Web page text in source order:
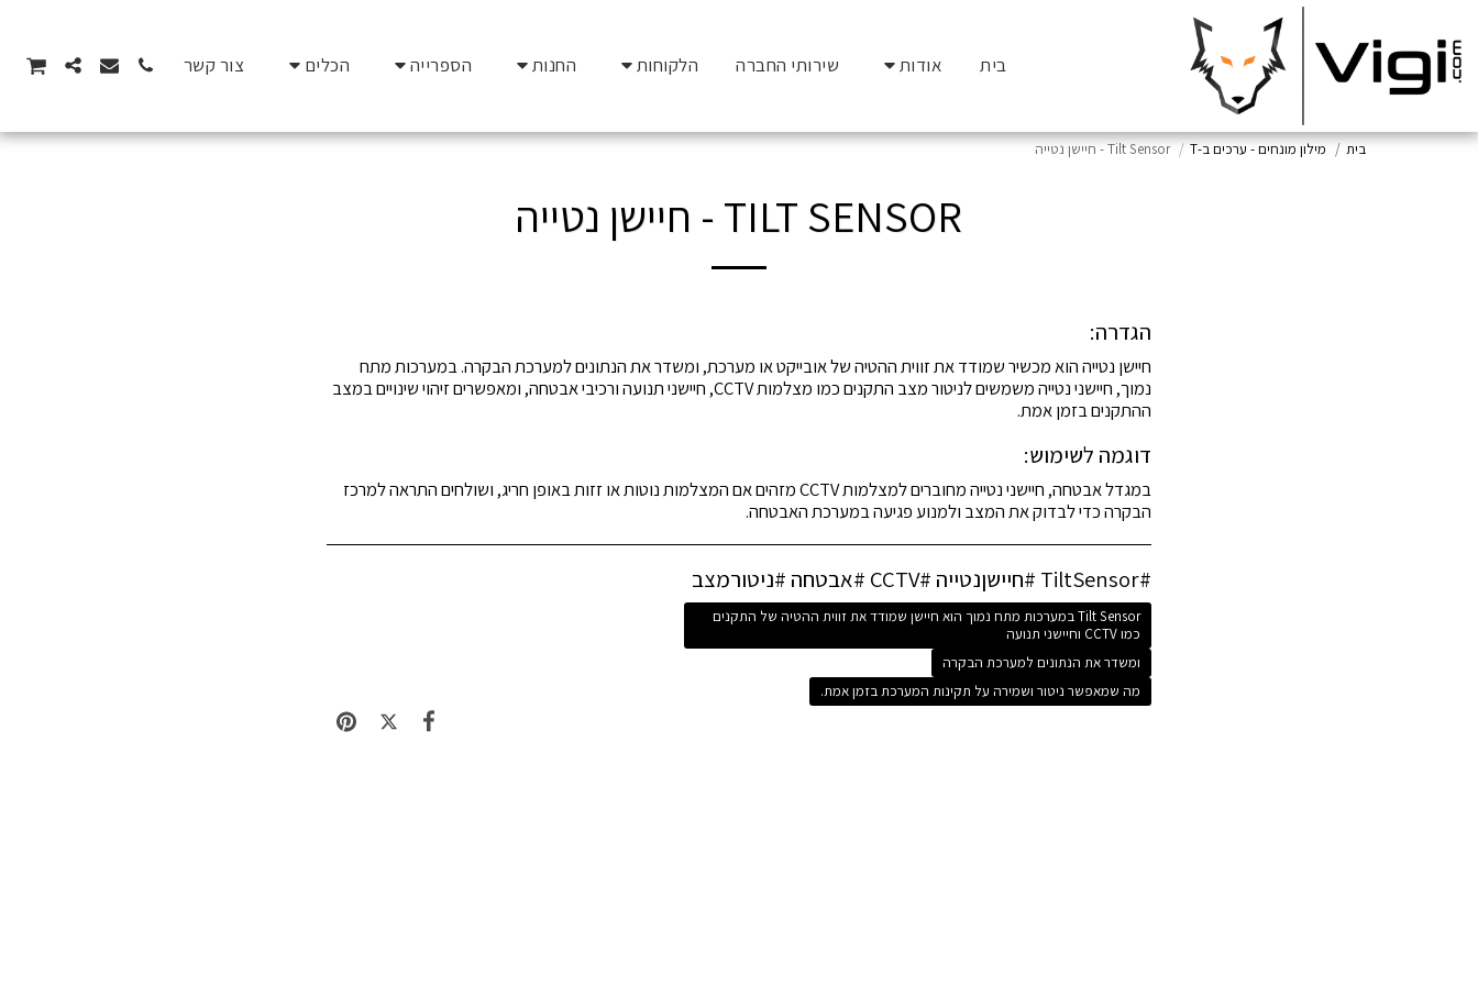
בית אודות שירותי החברה הלקוחות החנות הספרייה הכלים צור קשר
בית מילון מונחים - ערכים ב-T Tilt Sensor - חיישן נטייה
TILT SENSOR - חיישן נטייה
הגדרה:
חיישן נטייה הוא מכשיר שמודד את זווית ההטיה של אובייקט או מערכת, ומשדר את הנתונים למערכת הבקרה. במערכות מתח
נמוך, חיישני נטייה משמשים לניטור מצב התקנים כמו מצלמות CCTV, חיישני תנועה ורכיבי אבטחה, ומאפשרים זיהוי שינויים במצב
ההתקנים בזמן אמת.
דוגמה לשימוש:
במגדל אבטחה, חיישני נטייה מחוברים למצלמות CCTV מזהים אם המצלמות נוטות או זזות באופן חריג, ושולחים התראה למרכז
הבקרה כדי לבדוק את המצב ולמנוע פגיעה במערכת האבטחה.
#TiltSensor #חיישןנטייה #CCTV #אבטחה #ניטורמצב
Tilt Sensor במערכות מתח נמוך הוא חיישן שמודד את זווית ההטיה של התקנים
כמו CCTV וחיישני תנועה
ומשדר את הנתונים למערכת הבקרה
מה שמאפשר ניטור ושמירה על תקינות המערכת בזמן אמת.